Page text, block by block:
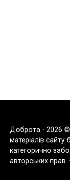
Доброта - 2026 ©
матеріалів сайту
категорично
авторських прав.